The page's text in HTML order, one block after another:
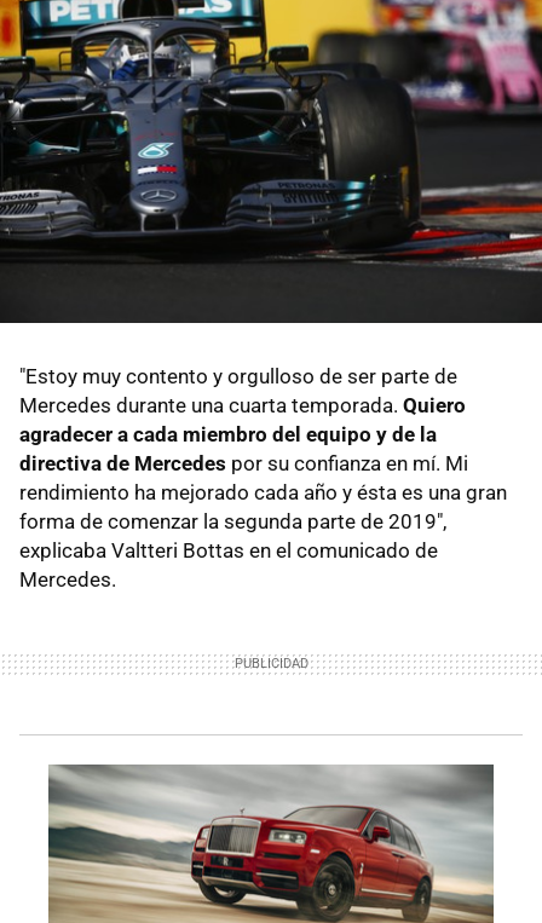
"Estoy muy contento y orgulloso de ser parte de
Mercedes durante una cuarta temporada. Quiero
agradecer a cada miembro del equipo y de la
directiva de Mercedes por su confianza en mí. Mi
rendimiento ha mejorado cada año y ésta es una gran
forma de comenzar la segunda parte de 2019",
explicaba Valtteri Bottas en el comunicado de
Mercedes.